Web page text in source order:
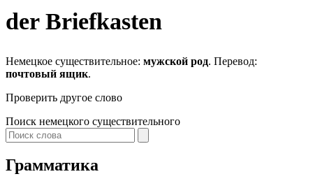
derBriefkasten
Немецкое существительное: мужской род. Перевод:
почтовый ящик.
Проверить другое слово
Поиск немецкого существительного
Грамматика